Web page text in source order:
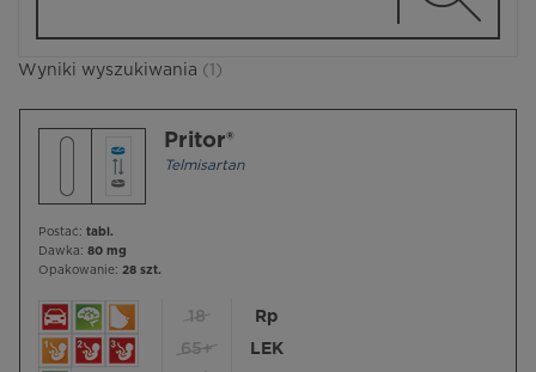
Wyniki wyszukiwania (1)
Pritor®
Telmisartan
Postać: tabl.
Dawka: 80 mg
Opakowanie: 28 szt.
18
65+
Rp
LEK